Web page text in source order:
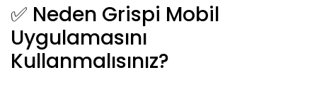
✅ Neden Grispi Mobil
Uygulamasını
Kullanmalısınız?